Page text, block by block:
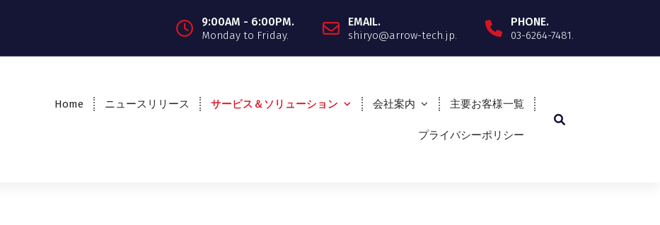
9:00AM - 6:00PM.
Monday to Friday.
EMAIL.
shiryo@arrow-tech.jp.
PHONE.
03-6264-7481.
Home ニュースリリース サービス＆ソリューション 会社案内 主要お客様一覧
プライバシーポリシー